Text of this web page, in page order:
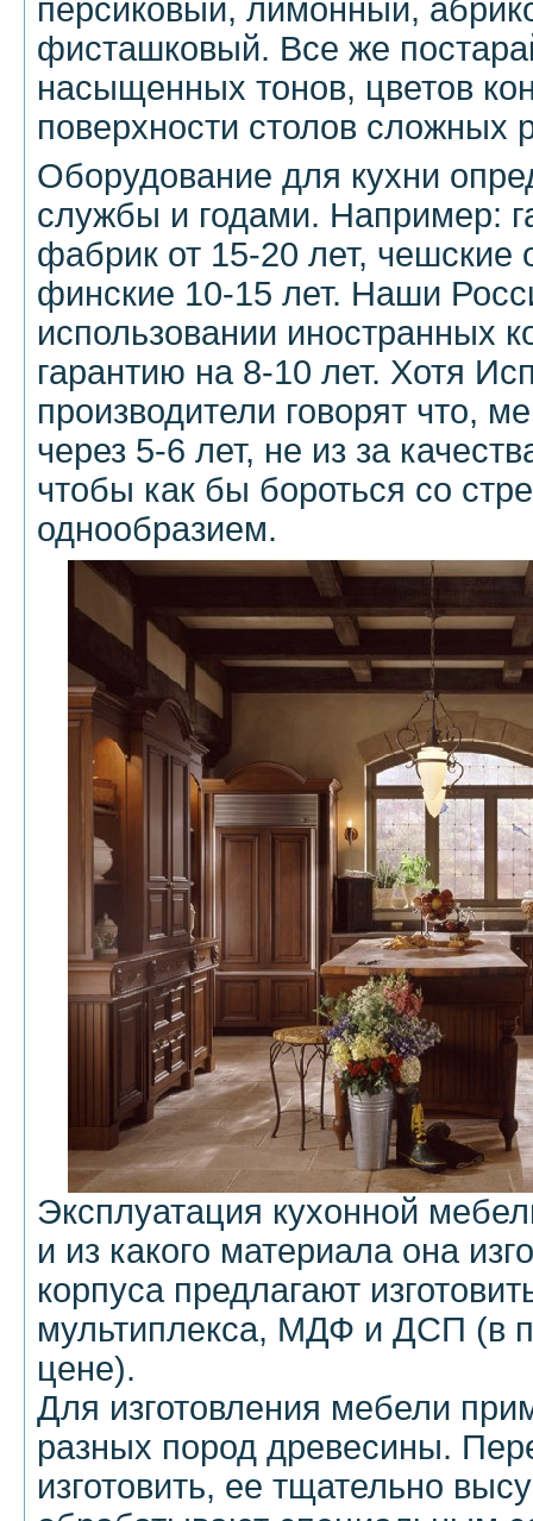
персиковый, лимонный,
фисташковый. Все же
насыщенных тонов, цветов
поверхности столов сложных
Оборудование для кухни
службы и годами. Например:
фабрик от 15-20 лет, чешские
финские 10-15 лет. Наши
использовании иностранных
гарантию на 8-10 лет. Хотя
производители говорят что,
через 5-6 лет, не из за
чтобы как бы бороться со
однообразием.
Эксплуатация кухонной
и из какого материала она
корпуса предлагают
мультиплекса, МДФ и ДСП (в
цене).
Для изготовления мебели
разных пород древесины.
изготовить, ее тщательно